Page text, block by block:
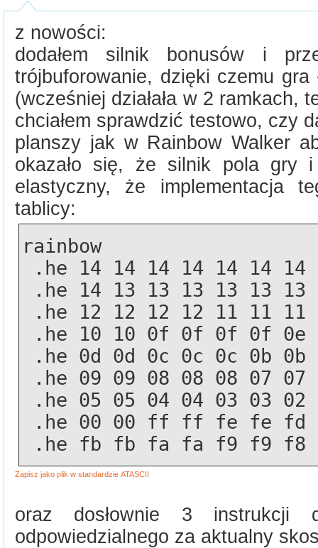
z nowości:
dodałem silnik bonusów i
trójbuforowanie, dzięki czemu gra
(wcześniej działała w 2 ramkach,
chciałem sprawdzić testowo, czy
planszy jak w Rainbow Walker
okazało się, że silnik pola gry
elastyczny, że implementacja
tablicy:
rainbow
.he 14 14 14 14 14 14 14
.he 14 13 13 13 13 13 13
.he 12 12 12 12 11 11 11
.he 10 10 0f 0f 0f 0f 0e
.he 0d 0d 0c 0c 0c 0b 0b
.he 09 09 08 08 08 07 07
.he 05 05 04 04 03 03 02
.he 00 00 ff ff fe fe fd
.he fb fb fa fa f9 f9 f8
oraz dosłownie 3
odpowiedzialnego za aktualny